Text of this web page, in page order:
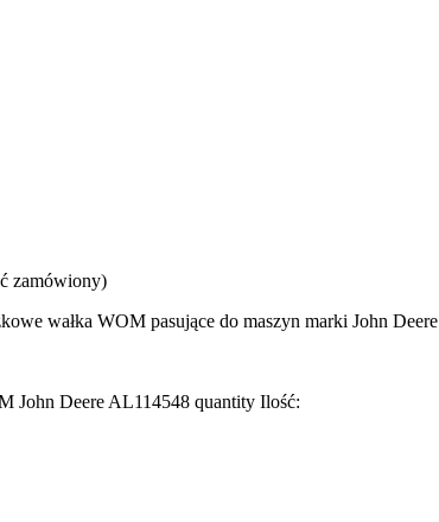
zamówiony)
wałka WOM pasujące do maszyn marki John Deere
John Deere AL114548 quantity Ilość: